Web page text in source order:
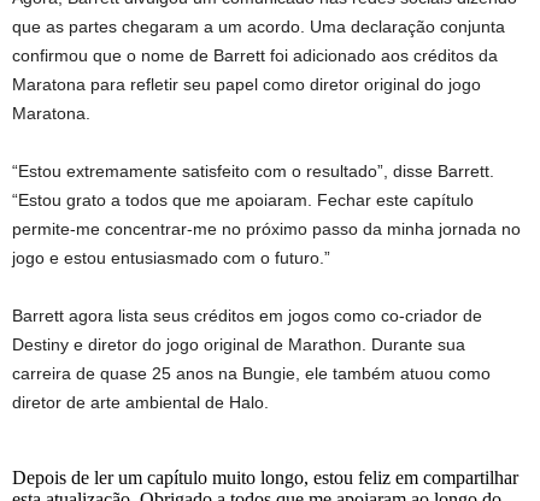
que as partes chegaram a um acordo. Uma declaração conjunta
confirmou que o nome de Barrett foi adicionado aos créditos da
Maratona para refletir seu papel como diretor original do jogo
Maratona.
“Estou extremamente satisfeito com o resultado”, disse Barrett.
“Estou grato a todos que me apoiaram. Fechar este capítulo
permite-me concentrar-me no próximo passo da minha jornada no
jogo e estou entusiasmado com o futuro.”
Barrett agora lista seus créditos em jogos como co-criador de
Destiny e diretor do jogo original de Marathon. Durante sua
carreira de quase 25 anos na Bungie, ele também atuou como
diretor de arte ambiental de Halo.
Depois de ler um capítulo muito longo, estou feliz em compartilhar